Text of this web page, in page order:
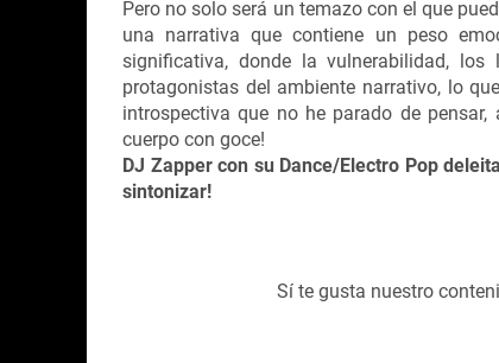
Pero no solo será un temazo con el que
una narrativa que contiene un peso
significativa, donde la vulnerabilidad,
protagonistas del ambiente narrativo, lo
introspectiva que no he parado de
cuerpo con goce!
DJ Zapper con su Dance/Electro Pop
sintonizar!
Sí te gusta nuestro